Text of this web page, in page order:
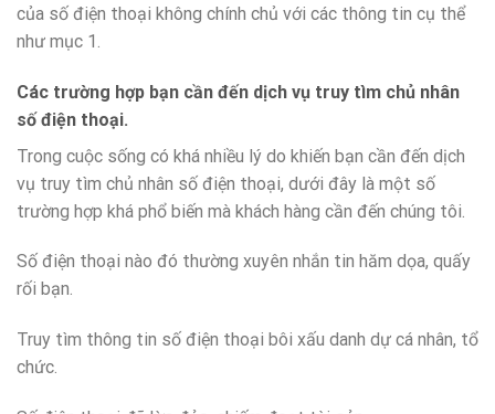
của số điện thoại không chính chủ với các thông tin cụ thể
như mục 1.
Các trường hợp bạn cần đến dịch vụ truy tìm chủ nhân
số điện thoại.
Trong cuộc sống có khá nhiều lý do khiến bạn cần đến dịch
vụ truy tìm chủ nhân số điện thoại, dưới đây là một số
trường hợp khá phổ biến mà khách hàng cần đến chúng tôi.
Số điện thoại nào đó thường xuyên nhắn tin hăm dọa, quấy
rối bạn.
Truy tìm thông tin số điện thoại bôi xấu danh dự cá nhân, tổ
chức.